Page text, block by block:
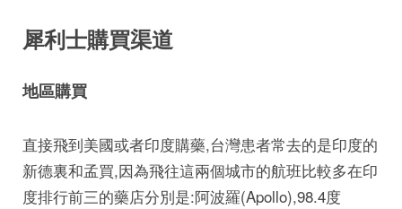
犀利士購買渠道
地區購買
直接飛到美國或者印度購藥,台灣患者常去的是印度的
新德裏和孟買,因為飛往這兩個城市的航班比較多在印
度排行前三的藥店分別是:阿波羅(Apollo),98.4度